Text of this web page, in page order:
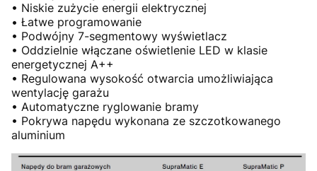
• Niskie zużycie energii elektrycznej
• Łatwe programowanie
• Podwójny 7-segmentowy wyświetlacz
• Oddzielnie włączane oświetlenie LED w klasie
energetycznej A++
• Regulowana wysokość otwarcia umożliwiająca
wentylację garażu
• Automatyczne ryglowanie bramy
• Pokrywa napędu wykonana ze szczotkowanego
aluminium